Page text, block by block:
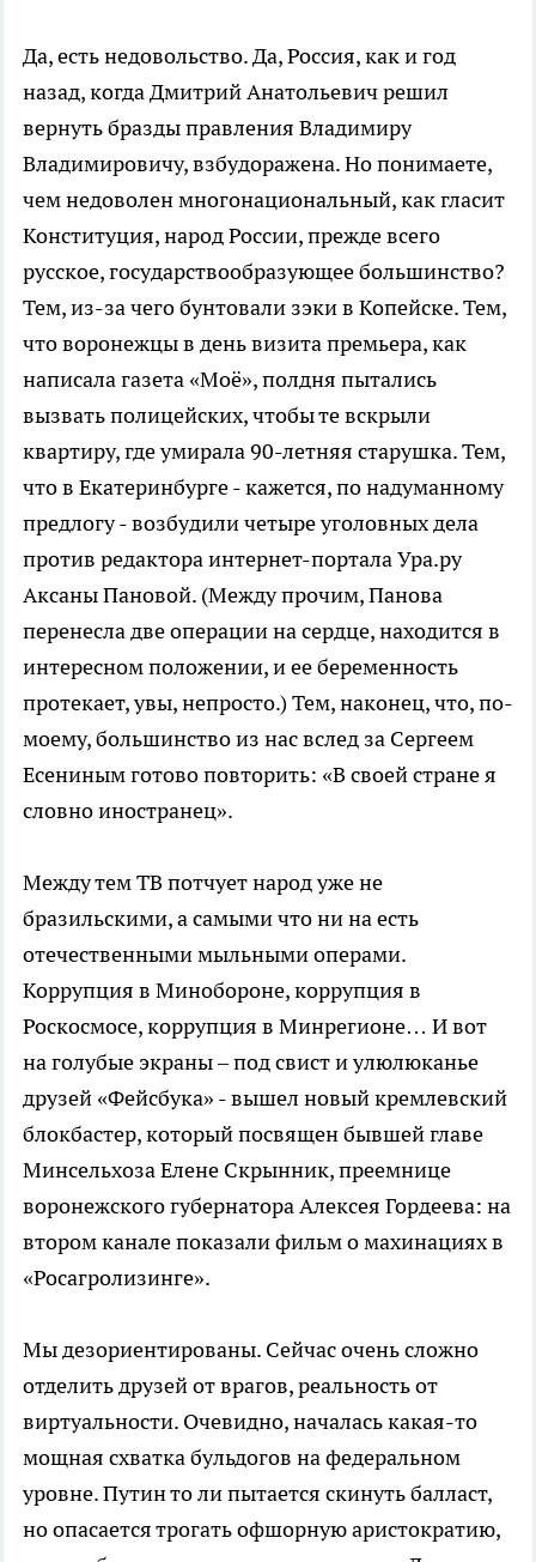
Да, есть недовольство. Да, Россия, как и год
назад, когда Дмитрий Анатольевич решил
вернуть бразды правления Владимиру
Владимировичу, взбудоражена. Но понимаете,
чем недоволен многонациональный, как гласит
Конституция, народ России, прежде всего
русское, государствообразующее большинство?
Тем, из-за чего бунтовали зэки в Копейске. Тем,
что воронежцы в день визита премьера, как
написала газета «Моё», полдня пытались
вызвать полицейских, чтобы те вскрыли
квартиру, где умирала 90-летняя старушка. Тем,
что в Екатеринбурге - кажется, по надуманному
предлогу - возбудили четыре уголовных дела
против редактора интернет-портала Ура.ру
Аксаны Пановой. (Между прочим, Панова
перенесла две операции на сердце, находится в
интересном положении, и ее беременность
протекает, увы, непросто.) Тем, наконец, что, по-
моему, большинство из нас вслед за Сергеем
Есениным готово повторить: «В своей стране я
словно иностранец».
Между тем ТВ потчует народ уже не
бразильскими, а самыми что ни на есть
отечественными мыльными операми.
Коррупция в Минобороне, коррупция в
Роскосмосе, коррупция в Минрегионе… И вот
на голубые экраны – под свист и улюлюканье
друзей «Фейсбука» - вышел новый кремлевский
блокбастер, который посвящен бывшей главе
Минсельхоза Елене Скрынник, преемнице
воронежского губернатора Алексея Гордеева: на
втором канале показали фильм о махинациях в
«Росагролизинге».
Мы дезориентированы. Сейчас очень сложно
отделить друзей от врагов, реальность от
виртуальности. Очевидно, началась какая-то
мощная схватка бульдогов на федеральном
уровне. Путин то ли пытается скинуть балласт,
но опасается трогать офшорную аристократию,